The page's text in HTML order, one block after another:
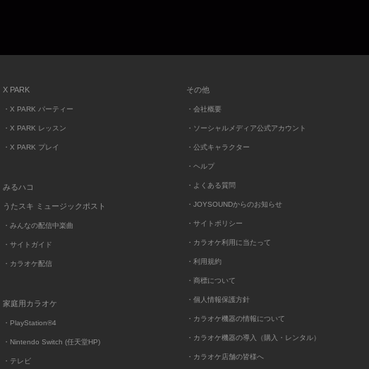
X PARK
・X PARK パーティー
・X PARK レッスン
・X PARK プレイ
みるハコ
うたスキ ミュージックポスト
・みんなの配信中楽曲
・サイトガイド
・カラオケ配信
家庭用カラオケ
・PlayStation®4
・Nintendo Switch (任天堂HP)
・テレビ
その他
・会社概要
・ソーシャルメディア公式アカウント
・公式キャラクター
・ヘルプ
・よくある質問
・JOYSOUNDからのお知らせ
・サイトポリシー
・カラオケ利用に当たって
・利用規約
・商標について
・個人情報保護方針
・カラオケ機器の情報について
・カラオケ機器の導入（購入・レンタル）
・カラオケ店舗の皆様へ